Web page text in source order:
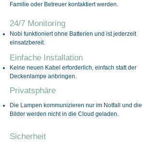
Familie oder Betreuer kontaktiert werden.
24/7 Monitoring
Nobi funktioniert ohne Batterien und ist jederzeit
einsatzbereit.
Einfache Installation
Keine neuen Kabel erforderlich, einfach statt der
Deckenlampe anbringen.
Privatsphäre
Die Lampen kommunizieren nur im Notfall und die
Bilder werden nicht in die Cloud geladen.
Sicherheit